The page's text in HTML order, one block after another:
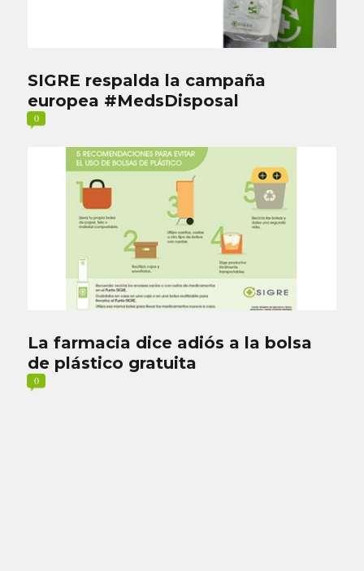
SIGRE respalda la campaña
europea #MedsDisposal
0
La farmacia dice adiós a la bolsa
de plástico gratuita
0